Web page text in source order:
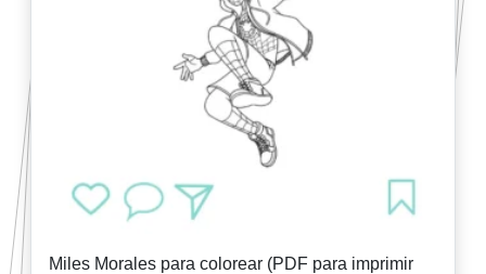
Miles Morales para colorear (PDF para imprimir